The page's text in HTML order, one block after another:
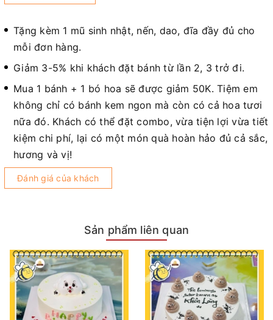
Tặng kèm 1 mũ sinh nhật, nến, dao, đĩa đầy đủ cho
mỗi đơn hàng.
Giảm 3-5% khi khách đặt bánh từ lần 2, 3 trở đi.
Mua 1 bánh + 1 bó hoa sẽ được giảm 50K. Tiệm em
không chỉ có bánh kem ngon mà còn có cả hoa tươi
nữa đó. Khách có thể đặt combo, vừa tiện lợi vừa tiết
kiệm chi phí, lại có một món quà hoàn hảo đủ cả sắc,
hương và vị!
Đánh giá của khách
Sản phẩm liên quan